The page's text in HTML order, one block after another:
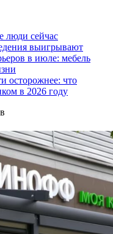
люди сейчас
выигрывают
в июле: мебель
осторожнее: что
в 2026 году